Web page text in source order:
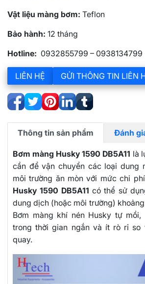
Vật liệu màng bơm: Teflon
Bảo hành: 12 tháng
Hotline: 0932855799 – 0938134799
LIÊN HỆ GỬI THÔNG TIN LIÊN
Thông tin sản phẩm Đánh
Bơm màng Husky 1590 DB5A11 là
cần để vận chuyển các loại dung
môi trường ăn mòn với mức chi
Husky 1590 DB5A11 có thể sử
dung dịch (hoặc môi trường) khoảng
Bơm màng khí nén Husky tự
trong thời gian ngắn và ít rò rỉ so
quay.